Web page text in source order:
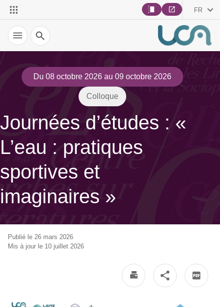
FR
Recherche
Du 08 octobre 2026 au 09 octobre 2026
Colloque
Journées d’études : «
L’eau : pratiques
sportives et
imaginaires »
Publié le 26 mars 2026
Mis à jour le 10 juillet 2026